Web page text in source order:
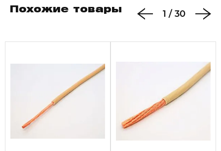
Похожие товары 1 / 30